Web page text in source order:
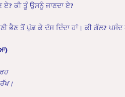
ਕੀ ਤੂੰ ਉਸਨੂੰ ਜਾਣਦਾ ਏ?
ਭੈਣ ਤੋਂ ਪੁੱਛ ਕੇ ਦੱਸ ਦਿੰਦਾ ਹਾਂ। ਕੀ ਗੱਲ?